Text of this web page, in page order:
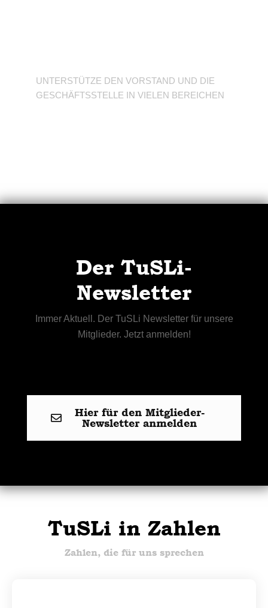
UNTERSTÜTZE DEN VORSTAND UND DIE
GESCHÄFTSSTELLE IN VIELEN BEREICHEN
Der TuSLi-
Newsletter
Immer Aktuell. Der TuSLi Newsletter für unsere
Mitglieder. Jetzt anmelden!
Hier für den Mitglieder-
Newsletter anmelden
TuSLi in Zahlen
Zahlen, die für uns sprechen